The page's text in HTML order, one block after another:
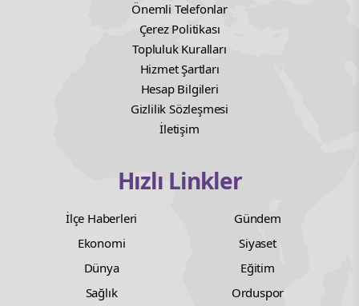
Önemli Telefonlar
Çerez Politikası
Topluluk Kuralları
Hizmet Şartları
Hesap Bilgileri
Gizlilik Sözleşmesi
İletişim
Hızlı Linkler
İlçe Haberleri
Gündem
Ekonomi
Siyaset
Dünya
Eğitim
Sağlık
Orduspor